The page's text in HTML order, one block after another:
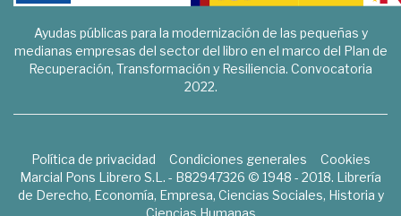
Ayudas públicas para la modernización de las pequeñas y
medianas empresas del sector del libro en el marco del Plan de
Recuperación, Transformación y Resiliencia. Convocatoria
2022.
Política de privacidad Condiciones generales
Cookies
Marcial Pons Librero S.L. - B82947326 © 1948 - 2018. Librería
de Derecho, Economía, Empresa, Ciencias Sociales, Historia y